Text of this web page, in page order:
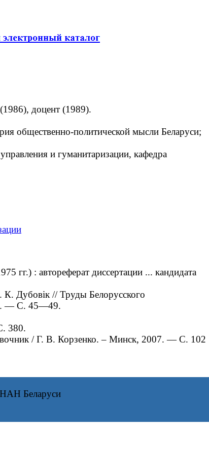
доцент (1989).
общественно-политической мысли Беларуси;
и гуманитаризации, кафедра
гг.) : автореферат диссертации ... кандидата
К. Дубовік // Труды Белорусского
— С. 45—49.
380.
/ Г. В. Корзенко. – Минск, 2007. — С. 102
НАН Беларуси